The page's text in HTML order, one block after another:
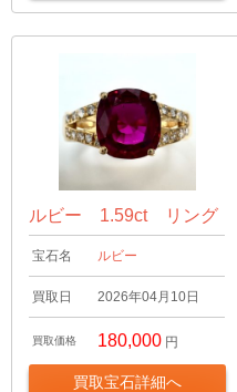
ルビー 1.59ct リング
宝石名 ルビー
買取日 2026年04月10日
買取価格 180,000 円
買取宝石詳細へ